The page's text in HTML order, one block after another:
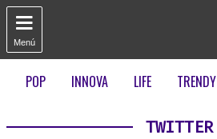

Menú
POP INNOVA LIFE TRENDY
TWITTER